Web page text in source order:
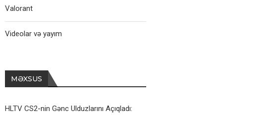
Valorant
Videolar və yayım
MƏXSUS
HLTV CS2-nin Gənc Ulduzlarını Açıqladı: